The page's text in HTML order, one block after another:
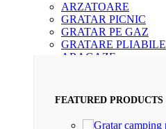
ARZATOARE
GRATAR PICNIC
GRATAR PE GAZ
GRATARE PLIABILE
ARAGAZE
FEATURED PRODUCTS